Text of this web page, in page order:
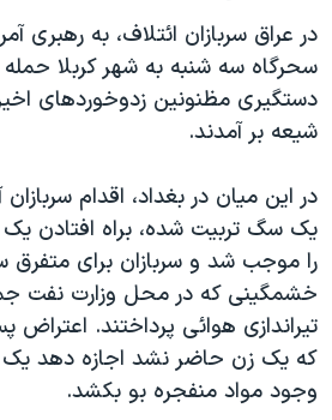
اصلی
جهش
به
جستجو
جهان
ورزشی
گزیده‌ها
ویدیوها
فرهنگ و زندگی
حقوق شهروندی
اقتصادی
علم و فناوری
صفحه‌های ویژه
جام جهانی ۲۰۲۶
عملیات خشم حماسی
بایگانی برنامه‌های تلویزیونی
مستندها
انتخابات ریاست جمهوری آمریکا ۲۰۲۴
حمله جمهوری اسلامی به اسرائیل
رمز مهسا
فرکانس‌های صدای آمریکا
پخش رادیویی
دنبال کنید
زبانهای مختلف
در عراق سربازان ائتلاف، به رهبری
سحرگاه سه شنبه به شهر کربلا
دستگيری مظنونين زدوخوردهای
شيعه بر آمدند.
در اين ميان در بغداد، اقدام سربازان
يک سگ تربيت شده، براه افتادن
را موجب شد و سربازان برای
خشمگينی که در محل وزارت نفت
تيراندازی هوائی پرداختند.
که يک زن حاضر نشد اجازه دهد يک
وجود مواد منفجره بو بکشد.